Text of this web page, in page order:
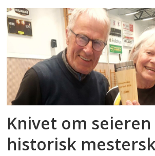
Knivet om seieren
historisk